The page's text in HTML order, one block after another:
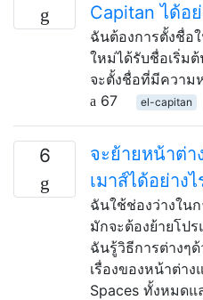
Capitan ได้อย่
ฉันต้องการตั้งชื่อ
ใหม่ได้รับชื่อเริ่ม
จะตั้งชื่อที่มีความ
67
el-capitan
6
จะย้ายหน้าต่
เมาส์ได้อย่างไ
ฉันใช้ช่องว่างใน
มักจะต้องย้ายโป
ฉันรู้วิธีการต่างๆ
เรื่องของหน้าต่า
Spaces ทั้งหมดแ